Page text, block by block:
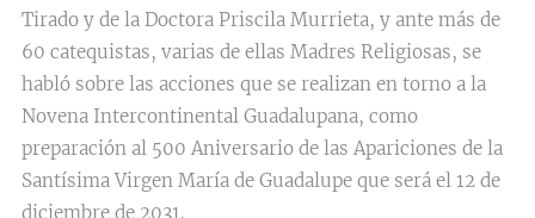
Tirado y de la Doctora Priscila Murrieta, y ante más de
60 catequistas, varias de ellas Madres Religiosas, se
habló sobre las acciones que se realizan en torno a la
Novena Intercontinental Guadalupana, como
preparación al 500 Aniversario de las Apariciones de la
Santísima Virgen María de Guadalupe que será el 12 de
diciembre de 2031.